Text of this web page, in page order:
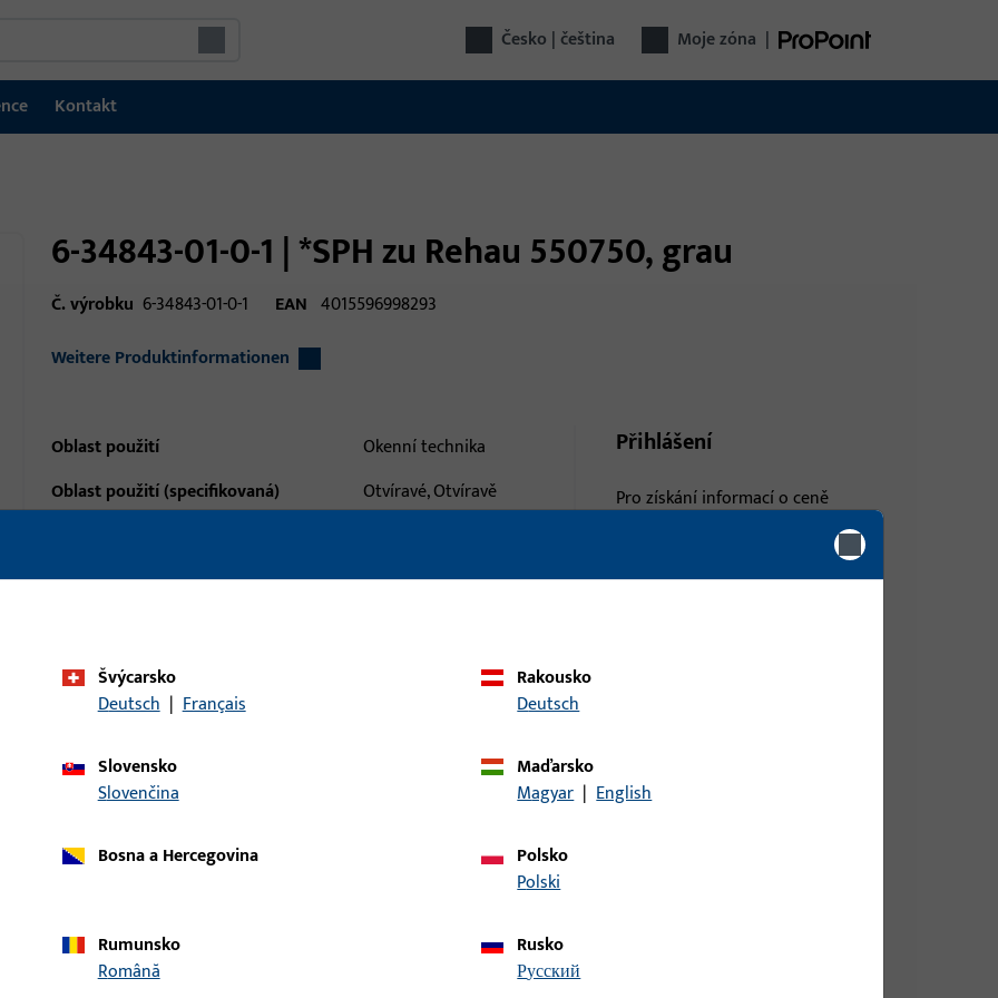
Česko | čeština Moje zóna |
Kontakt
6-34843-01-0-1 | *SPH zu Rehau 550750, grau
Č. výrobku 6-34843-01-0-1 EAN 4015596998293
Weitere Produktinformationen
Oblast použití
Okenní technika
Oblast použití (specifikovaná)
Otvíravé, Otvíravě
sklopné, zvedení posuv,
Paralelně posuvné prvky,
bb, GU-SBS, BS, GU-SBS
Popis povrchu
Přihlášení
Pro získání informací o ceně
údaji
Stahování
Švýcarsko
Deutsch | Français
Rakousko
Deutsch
Slovensko
Slovenčina
Maďarsko
Magyar | English
Bosna a Hercegovina
Polsko
Polski
Rumunsko
Română
Rusko
русский